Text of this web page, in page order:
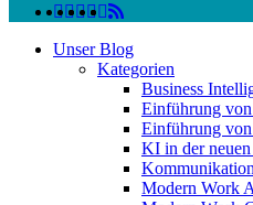
twitter
facebook
linkedinyoutube
RSS
instagram
spotify
vk
Close
Unser Blog
Kategorien
Business
Einführung
Einführung
KI in der
Modern Work